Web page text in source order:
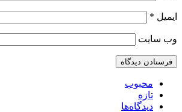
ایمیل *
وب‌ سایت
محبوب
تازه
دیدگاه‌ها